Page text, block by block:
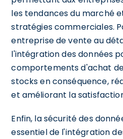
les tendances du marché
stratégies commerciales.
entreprise de vente au
l'intégration des données
comportements d'achat
stocks en conséquence,
et améliorant la
Enfin, la sécurité des
essentiel de l'intégration